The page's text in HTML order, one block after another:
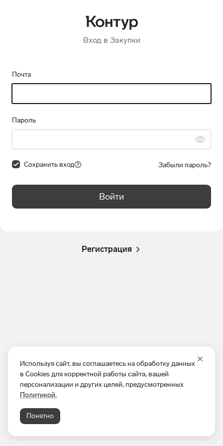
Используя сайт, вы соглашаетесь на обработку данных
в Cookies для корректной работы сайта, вашей
персонализации и других целей, предусмотренных
Политикой.
Понятно
Вход в Закупки
Почта
Пароль
Сохранить вход Забыли пароль?
Войти
Регистрация